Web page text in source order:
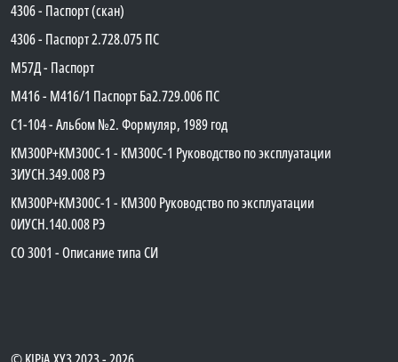
4306 - Паспорт (скан)
4306 - Паспорт 2.728.075 ПС
М57Д - Паспорт
М416 - М416/1 Паспорт Ба2.729.006 ПС
C1-104 - Альбом №2. Формуляр, 1989 год
КМ300Р+КМ300С-1 - КМ300C-1 Руководство по эксплуатации
3ИУСН.349.008 РЭ
КМ300Р+КМ300С-1 - КМ300 Руководство по эксплуатации
0ИУСН.140.008 РЭ
СО 3001 - Описание типа СИ